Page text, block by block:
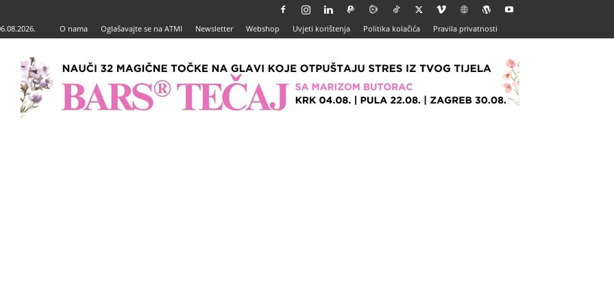
O nama Oglašavajte se na ATMI Newsletter Webshop Uvjeti korištenja Politika kolačića Pravila privatnosti